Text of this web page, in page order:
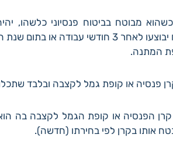
מבוטח בביטוח פנסיוני כלשהו,
לעבודתו. ההפרשות לביטוח יבוצעו לאחר 3
המתנה.
הפנסיה או קופת הגמל לקצבה בה
אותו בקרן לפי בחירתו (חדשה).